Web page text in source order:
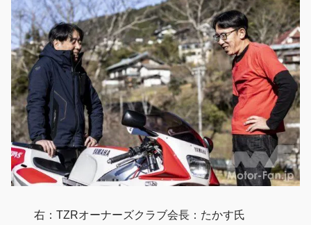
右：TZRオーナーズクラブ会長：たかす氏